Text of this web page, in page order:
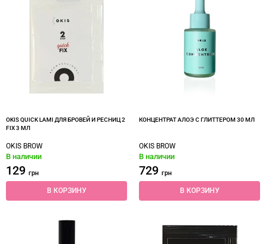
OKIS QUICK LAMI ДЛЯ БРОВЕЙ И РЕСНИЦ 2
FIX 3 МЛ
OKIS BROW
В наличии
129 грн
В КОРЗИНУ
КОНЦЕНТРАТ АЛОЭ С ГЛИТТЕРОМ 30 МЛ
OKIS BROW
В наличии
729 грн
В КОРЗИНУ